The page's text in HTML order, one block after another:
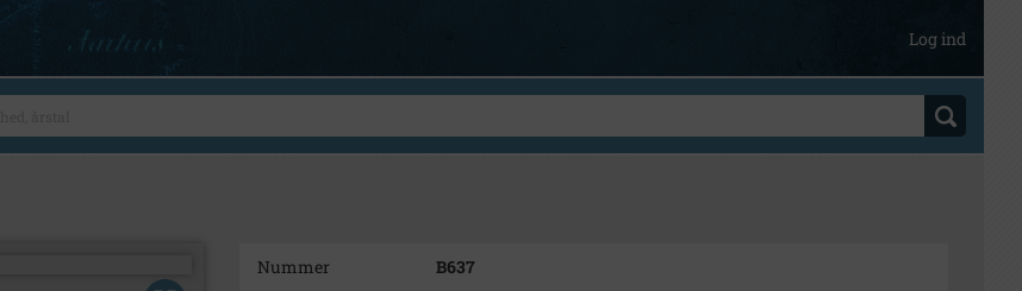
Log ind
Nummer
B637